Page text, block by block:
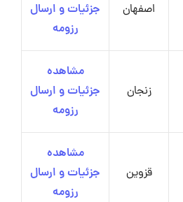
اصفهان
جزئیات و ارسال
رزومه
زنجان
مشاهده
جزئیات و ارسال
رزومه
قزوین
مشاهده
جزئیات و ارسال
رزومه